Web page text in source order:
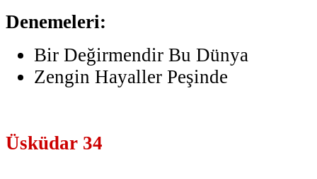
Denemeleri:
Bir Değirmendir Bu Dünya
Zengin Hayaller Peşinde
Üsküdar 34